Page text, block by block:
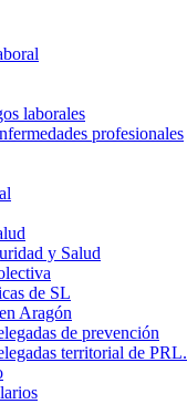
laborales
profesionales
y Salud
de SL
Aragón
de prevención
territorial de PRL.